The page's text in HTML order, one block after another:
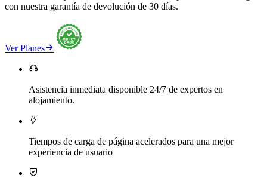
con nuestra garantía de devolución de 30 días.
Ver Planes

Asistencia inmediata disponible 24/7 de expertos en
alojamiento.

Tiempos de carga de página acelerados para una mejor
experiencia de usuario
